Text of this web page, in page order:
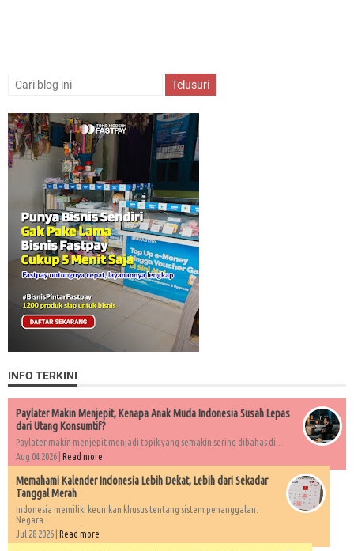
INFO TERKINI
Paylater Makin Menjepit, Kenapa Anak Muda Indonesia Susah Lepas
dari Utang Konsumtif?
Paylater makin menjepit menjadi topik yang semakin sering dibahas di...
Aug 04 2026 | Read more
Memahami Kalender Indonesia Lebih Dekat, Lebih dari Sekadar
Tanggal Merah
Indonesia memiliki keunikan khusus tentang sistem penanggalan.
Negara...
Jul 28 2026 | Read more